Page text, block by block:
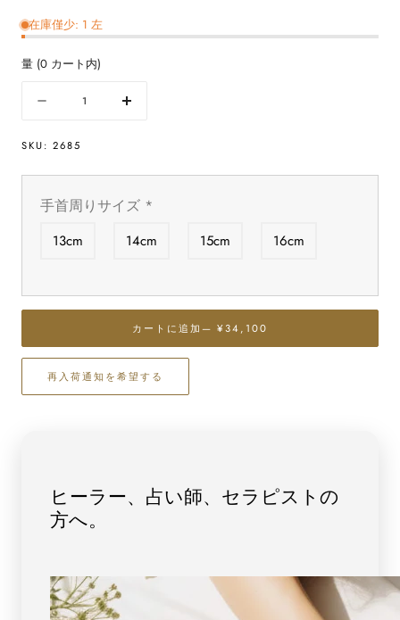
在庫僅少: 1 左
量 (0 カート内)
を
減
す
最
（5A）
ク
ツ
ァ
イ
カ
ラ
レ
ス
数
増
す
最
（5A）
ク
ン
ツ
ァ
イ
カ
SKU: 2685
手首周りサイズ *
13cm 14cm 15cm 16cm
カートに追加— ¥34,100
再入荷通知を希望する
ヒーラー、占い師、セラピストの
方へ。